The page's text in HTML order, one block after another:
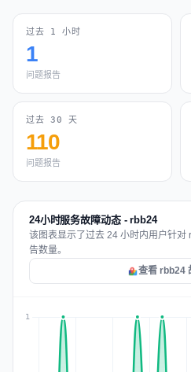
过去 1 小时
1
问题报告
过去 30 天
110
问题报告
24小时服务故障动态 - rbb24
该图表显示了过去 24 小时内用户针对
告数量。
查看 rbb24